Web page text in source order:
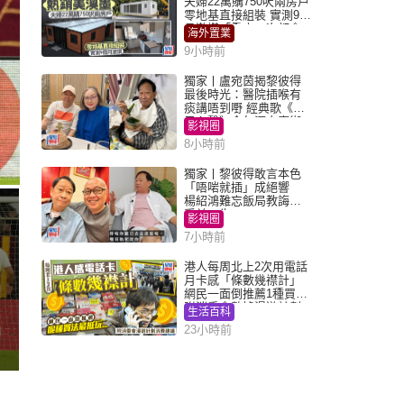
零地基直接組裝 實測9個
月激讚「重來一次都會
買」
海外置業
9小時前
獨家丨盧宛茵揭黎彼得
最後時光：醫院插喉有
痰講唔到嘢 經典歌《浪
子心聲》金句源自廟街
睇相佬
影視圈
8小時前
獨家丨黎彼得敢言本色
「唔啱就插」成絕響
楊紹鴻難忘飯局教誨：
受益一生
影視圈
7小時前
港人每周北上2次用電話
月卡感「條數幾襟計」
網民一面倒推薦1種買法
附消委會數據漫遊計劃
消費提示
生活百科
23小時前